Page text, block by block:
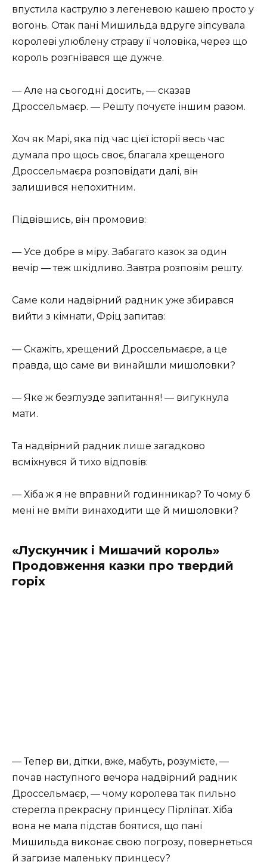
впустила каструлю з легеневою кашею просто у
вогонь. Отак пані Мишильда вдруге зіпсувала
королеві улюблену страву її чоловіка, через що
король розгнівався ще дужче.
— Але на сьогодні досить, — сказав
Дроссельмаєр. — Решту почуєте іншим разом.
Хоч як Марі, яка під час цієї історії весь час
думала про щось своє, благала хрещеного
Дроссельмаєра розповідати далі, він
залишився непохитним.
Підвівшись, він промовив:
— Усе добре в міру. Забагато казок за один
вечір — теж шкідливо. Завтра розповім решту.
Саме коли надвірний радник уже збирався
вийти з кімнати, Фріц запитав:
— Скажіть, хрещений Дроссельмаєре, а це
правда, що саме ви винайшли мишоловки?
— Яке ж безглузде запитання! — вигукнула
мати.
Та надвірний радник лише загадково
всміхнувся й тихо відповів:
— Хіба ж я не вправний годинникар? То чому б
мені не вміти винаходити ще й мишоловки?
«Лускунчик і Мишачий король»
Продовження казки про твердий
горіх
— Тепер ви, дітки, вже, мабуть, розумієте, —
почав наступного вечора надвірний радник
Дроссельмаєр, — чому королева так пильно
стерегла прекрасну принцесу Пірліпат. Хіба
вона не мала підстав боятися, що пані
Мишильда виконає свою погрозу, повернеться
й загризе маленьку принцесу?